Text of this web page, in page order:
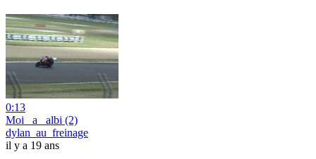
0:13
Moi _a _albi (2)
dylan_au_freinage
il y a 19 ans